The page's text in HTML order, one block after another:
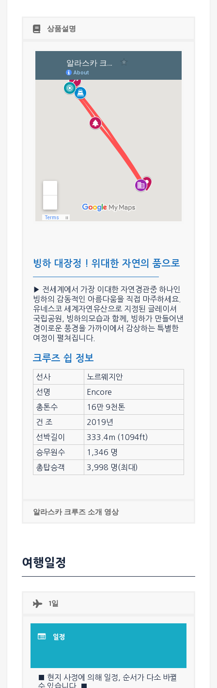
상품설명
빙하 대장정 ! 위대한 자연의 품으로
▶ 전세계에서 가장 이대한 자연경관중 하나인
빙하의 감동적인 아름다움을 직접 마주하세요.
유네스코 세계자연유산으로 지정된 글레이셔
국립공원, 빙하의모습과 함께, 빙하가 만들어낸
경이로운 풍경을 가까이에서 감상하는 특별한
여정이 펼쳐집니다.
크루즈 쉽 정보
선사
노르웨지안
선명
Encore
총톤수
16만 9천톤
건 조
2019년
선박길이
333.4m (1094ft)
승무원수
1,346 명
총탑승객
3,998 명(최대)
알라스카 크루즈 소개 영상
여행일정
1일
일정
■ 현지 사정에 의해 일정, 순서가 다소 바뀔
수 있습니다. ■